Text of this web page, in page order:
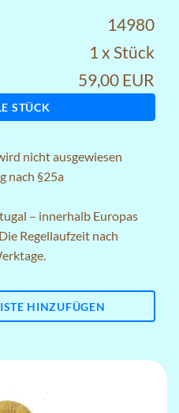
14980
1 x Stück
59,00 EUR
STÜCK
nicht ausgewiesen
nach §25a
– innerhalb Europas
Regellaufzeit nach
HINZUFÜGEN